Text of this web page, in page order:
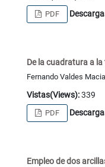
PDF
De la cuadratura a
Fernando Valdes
Vistas(Views):339
PDF
Empleo de dos